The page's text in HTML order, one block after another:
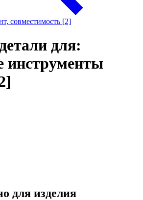
совместимость [2]
для:
инструменты
для изделия